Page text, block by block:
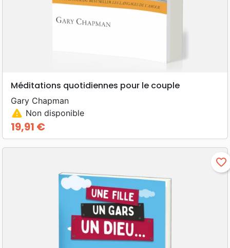
Méditations quotidiennes pour le couple
Gary Chapman
warning Non disponible
Prix
19,91 €
favorite_border